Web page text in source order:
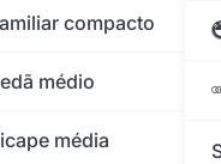
compacto
médio
média